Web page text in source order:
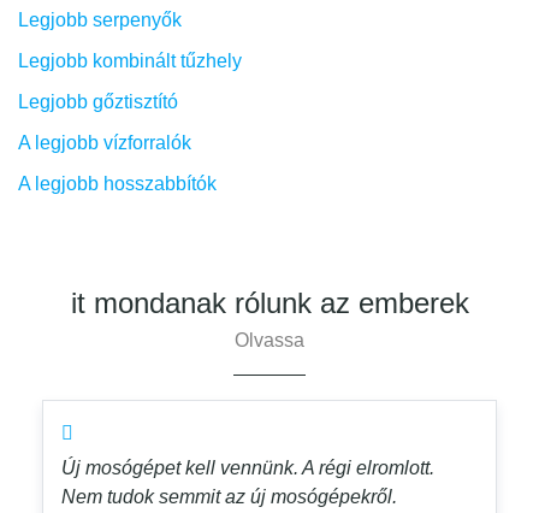
Legjobb serpenyők
Legjobb kombinált tűzhely
Legjobb gőztisztító
A legjobb vízforralók
A legjobb hosszabbítók
it mondanak rólunk az emberek
Olvassa
Új mosógépet kell vennünk. A régi elromlott.
Nem tudok semmit az új mosógépekről.